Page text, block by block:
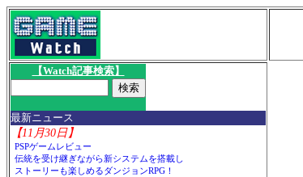
【Watch記事検索】
最新ニュース
【11月30日】
PSPゲームレビュー
伝統を受け継ぎながら新システムを搭載し
ストーリーも楽しめるダンジョンRPG！